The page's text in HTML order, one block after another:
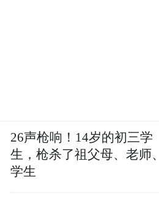
26声枪响！14岁的初三学
生，枪杀了祖父母、老师、
学生